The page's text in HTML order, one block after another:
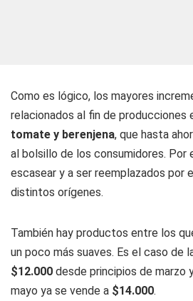
Como es lógico, los mayores
relacionados al fin de producciones
tomate y berenjena, que hasta
al bolsillo de los consumidores. Por
escasear y a ser reemplazados por
distintos orígenes.
También hay productos entre los
un poco más suaves. Es el caso de
$12.000 desde principios de marzo
mayo ya se vende a $14.000.